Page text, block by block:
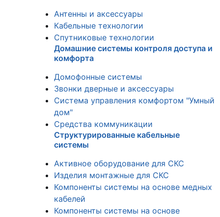
Антенны и аксессуары
Кабельные технологии
Спутниковые технологии
Домашние системы контроля доступа и
комфорта
Домофонные системы
Звонки дверные и аксессуары
Система управления комфортом "Умный
дом"
Средства коммуникации
Структурированные кабельные
системы
Активное оборудование для СКС
Изделия монтажные для СКС
Компоненты системы на основе медных
кабелей
Компоненты системы на основе